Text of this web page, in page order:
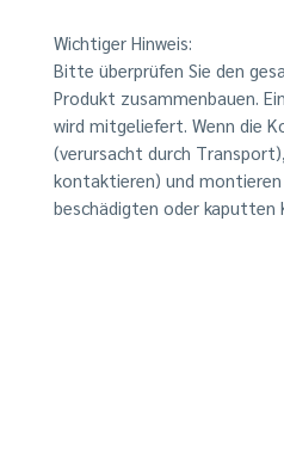
Wichtiger Hinweis:
Bitte überprüfen Sie den
Produkt zusammenbauen.
wird mitgeliefert. Wenn die
(verursacht durch
kontaktieren) und
beschädigten oder kaputten